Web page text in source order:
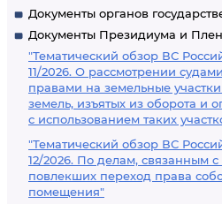
Документы органов
Документы Президиума и
"Тематический обзор ВС
11/2026. О рассмотрении
правами на земельные
земель, изъятых из оборота и
с использованием таких
"Тематический обзор ВС
12/2026. По делам, связанным
повлекших переход права
помещения"